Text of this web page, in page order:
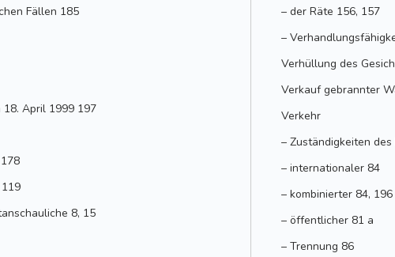
Fällen 185
18. April 1999 197
8, 15
– der Räte 156, 157
–
Verhüllung des
Verkauf gebrannter
Verkehr
– Zuständigkeiten
– internationaler 84
– kombinierter 84,
– öffentlicher 81 a
– Trennung 86